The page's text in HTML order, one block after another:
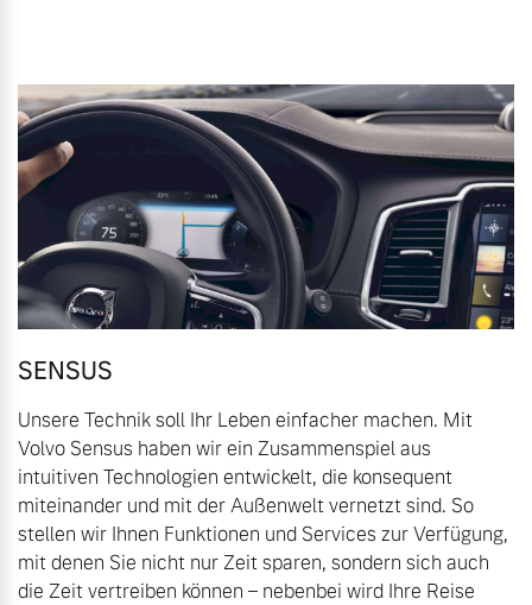
Mild-Hybrid
4 Modelle
Geschäftskunden
Editionsmodelle
Konnektivität
Angebot anfragen
Gebrauchtwagen
Aktuelle Zubehörangebote
Zubehörkatalog
Service by Volvo
Sie erhalten bei uns eine
Vielzahl von Original
Volvo Winter- und
Sommer Kompletträder.
Bitte sprechen Sie uns
direkt an.
Kontakt und Anfahrt
Unsere News & Events
SENSUS
Unsere Technik soll Ihr Leben einfacher machen. Mit
Volvo Sensus haben wir ein Zusammenspiel aus
intuitiven Technologien entwickelt, die konsequent
miteinander und mit der Außenwelt vernetzt sind. So
stellen wir Ihnen Funktionen und Services zur Verfügung,
mit denen Sie nicht nur Zeit sparen, sondern sich auch
die Zeit vertreiben können – nebenbei wird Ihre Reise